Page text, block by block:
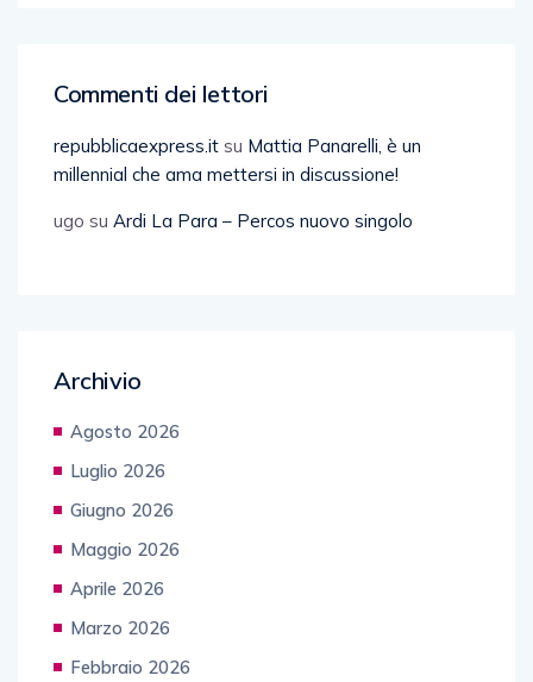
Commenti dei lettori
repubblicaexpress.it su Mattia Panarelli, è un
millennial che ama mettersi in discussione!
ugo su Ardi La Para – Percos nuovo singolo
Archivio
Agosto 2026
Luglio 2026
Giugno 2026
Maggio 2026
Aprile 2026
Marzo 2026
Febbraio 2026